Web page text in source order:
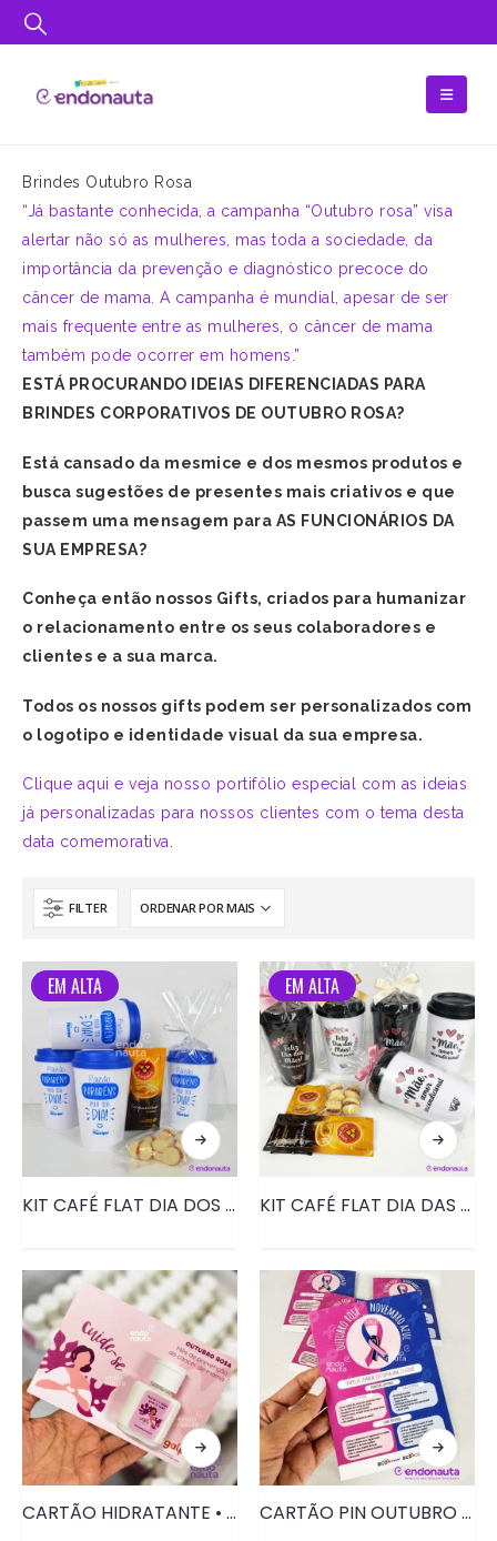
Brindes Outubro Rosa
“Já bastante conhecida, a campanha “Outubro rosa” visa
alertar não só as mulheres, mas toda a sociedade, da
importância da prevenção e diagnóstico precoce do
câncer de mama. A campanha é mundial, apesar de ser
mais frequente entre as mulheres, o câncer de mama
também pode ocorrer em homens.”
ESTÁ PROCURANDO IDEIAS DIFERENCIADAS PARA
BRINDES CORPORATIVOS DE OUTUBRO ROSA?
Está cansado da mesmice e dos mesmos produtos e
busca sugestões de presentes mais criativos e que
passem uma mensagem para AS FUNCIONÁRIOS DA
SUA EMPRESA?
Conheça então nossos Gifts, criados para humanizar
o relacionamento entre os seus colaboradores e
clientes e a sua marca.
Todos os nossos gifts podem ser personalizados com
o logotipo e identidade visual da sua empresa.
Clique aqui e veja nosso portifólio especial com as ideias
já personalizadas para nossos clientes com o tema desta
data comemorativa.
FILTER
EM ALTA
KIT CAFÉ FLAT DIA DOS PAIS| PRD168
EM ALTA
KIT CAFÉ FLAT DIA DAS MÃES | PRD168
CARTÃO HIDRATANTE • PRD144 CARTÃO PIN OUTUBRO ROSA E NOVEMBRO AZUL • PRD151